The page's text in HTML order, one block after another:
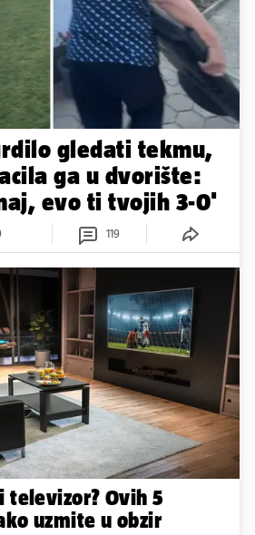
gledati tekmu,
ga u dvorište:
evo ti tvojih 3-0'
119
televizor? Ovih 5
uzmite u obzir